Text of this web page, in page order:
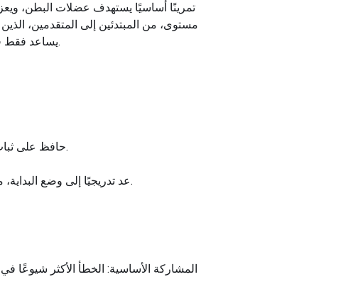
مستوى، من المبتدئين إلى المتقدمين،
يساعد فقط في الحصول على منطقة وسطى متناسقة ولكنه أيضًا يحسن الوضعية والتوازن ويقلل من خطر آلام الظهر.
حافظ على ثبات الوركين، وثني خصرك وشد عضلات بطنك لسحب ذراعيك إلى الأسفل حتى يتجاوز مرفقيك ركبتيك.
عد تدريجيًا إلى وضع البداية، مع ضمان الحفاظ على شد عضلات البطن طوال الحركة بأكملها. كرر هذا للكمية المطلوبة من التكرار.
المشاركة الأساسية: الخطأ الأكثر شيوعًا